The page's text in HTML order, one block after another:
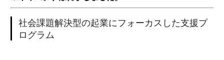
社会課題解決型の起業にフォーカスした支援プ
ログラム